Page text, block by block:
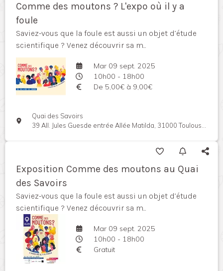
Comme des moutons ? L'expo où il y a
foule
Saviez-vous que la foule est aussi un objet d’étude
scientifique ? Venez découvrir sa m...
Mar 09 sept. 2025
10h00 - 18h00
De 5,00€ à 9,00€
Quai des Savoirs
39 All. Jules Guesde entrée Allée Matilda, 31000 Toulouse, France
Exposition Comme des moutons au Quai
des Savoirs
Saviez-vous que la foule est aussi un objet d’étude
scientifique ? Venez découvrir sa m...
Mar 09 sept. 2025
10h00 - 18h00
Gratuit